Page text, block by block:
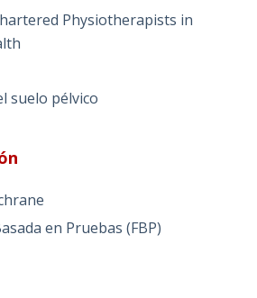
Physiotherapists in
suelo pélvico
en Pruebas (FBP)